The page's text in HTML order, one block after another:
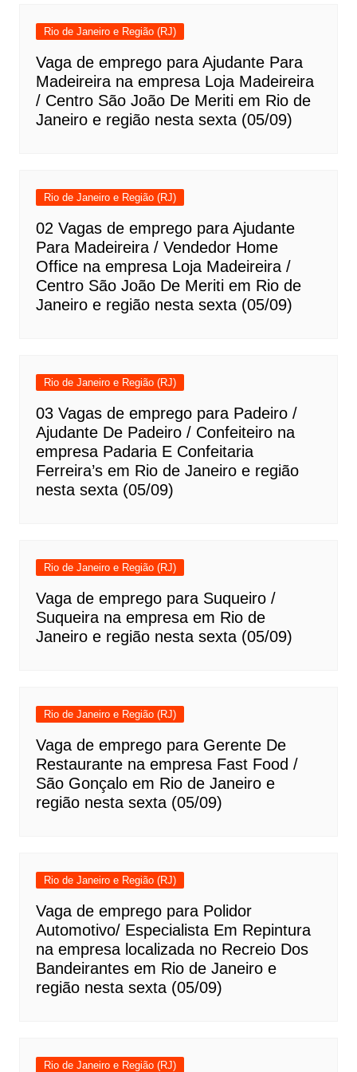
Rio de Janeiro e Região (RJ)
Vaga de emprego para Ajudante Para
Madeireira na empresa Loja Madeireira
/ Centro São João De Meriti em Rio de
Janeiro e região nesta sexta (05/09)
Rio de Janeiro e Região (RJ)
02 Vagas de emprego para Ajudante
Para Madeireira / Vendedor Home
Office na empresa Loja Madeireira /
Centro São João De Meriti em Rio de
Janeiro e região nesta sexta (05/09)
Rio de Janeiro e Região (RJ)
03 Vagas de emprego para Padeiro /
Ajudante De Padeiro / Confeiteiro na
empresa Padaria E Confeitaria
Ferreira’s em Rio de Janeiro e região
nesta sexta (05/09)
Rio de Janeiro e Região (RJ)
Vaga de emprego para Suqueiro /
Suqueira na empresa em Rio de
Janeiro e região nesta sexta (05/09)
Rio de Janeiro e Região (RJ)
Vaga de emprego para Gerente De
Restaurante na empresa Fast Food /
São Gonçalo em Rio de Janeiro e
região nesta sexta (05/09)
Rio de Janeiro e Região (RJ)
Vaga de emprego para Polidor
Automotivo/ Especialista Em Repintura
na empresa localizada no Recreio Dos
Bandeirantes em Rio de Janeiro e
região nesta sexta (05/09)
Rio de Janeiro e Região (RJ)